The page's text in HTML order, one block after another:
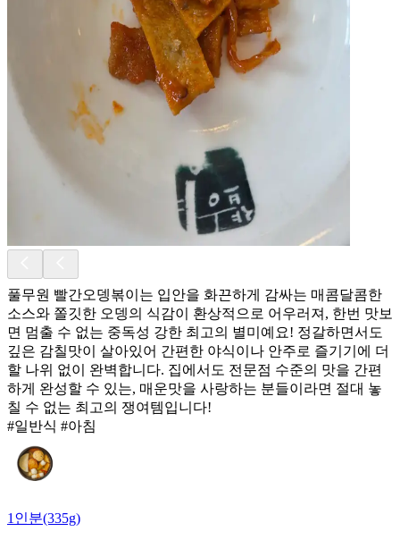
풀무원 빨간오뎅볶이는 입안을 화끈하게 감싸는 매콤달콤한
소스와 쫄깃한 오뎅의 식감이 환상적으로 어우러져, 한번 맛보
면 멈출 수 없는 중독성 강한 최고의 별미예요! 정갈하면서도
깊은 감칠맛이 살아있어 간편한 야식이나 안주로 즐기기에 더
할 나위 없이 완벽합니다. 집에서도 전문점 수준의 맛을 간편
하게 완성할 수 있는, 매운맛을 사랑하는 분들이라면 절대 놓
칠 수 없는 최고의 쟁여템입니다!
#일반식 #아침
1인분(335g)